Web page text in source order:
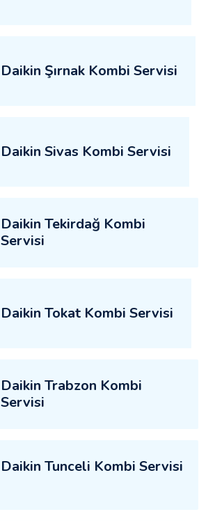
Daikin Şırnak Kombi Servisi
Daikin Sivas Kombi Servisi
Daikin Tekirdağ Kombi
Servisi
Daikin Tokat Kombi Servisi
Daikin Trabzon Kombi
Servisi
Daikin Tunceli Kombi Servisi